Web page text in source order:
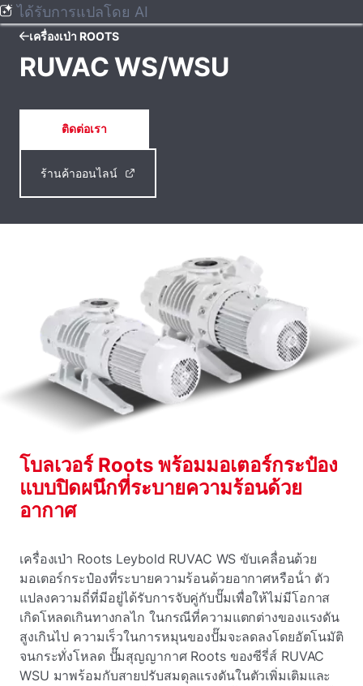
ได้รับการแปลโดย AI
เครื่องเป่า ROOTS
RUVAC WS/WSU
ติดต่อเรา
ร้านค้าออนไลน์
โบลเวอร์ Roots พร้อมมอเตอร์กระป๋อง
แบบปิดผนึกที่ระบายความร้อนด้วย
อากาศ
เครื่องเป่า Roots Leybold RUVAC WS ขับเคลื่อนด้วย
มอเตอร์กระป๋องที่ระบายความร้อนด้วยอากาศหรือน้ํา ตัว
แปลงความถี่ที่มีอยู่ได้รับการจับคู่กับปั๊มเพื่อให้ไม่มีโอกาส
เกิดโหลดเกินทางกลไก ในกรณีที่ความแตกต่างของแรงดัน
สูงเกินไป ความเร็วในการหมุนของปั๊มจะลดลงโดยอัตโนมัติ
จนกระทั่งโหลด ปั๊มสุญญากาศ Roots ของซีรี่ส์ RUVAC
WSU มาพร้อมกับสายปรับสมดุลแรงดันในตัวเพิ่มเติมและ